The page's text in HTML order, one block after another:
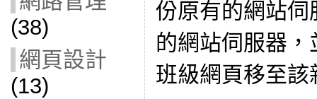
(38)
網頁設計
(13)
份原有的網站
的網站伺服器
班級網頁移至